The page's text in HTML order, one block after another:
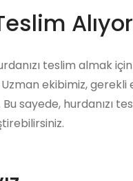
teslim almak için
ekibimiz, gerekli
sayede, hurdanızı